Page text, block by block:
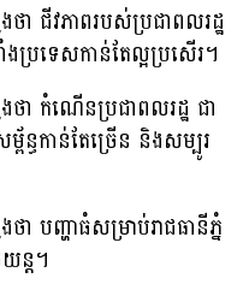
ា ជីវភាពរបស់ប្រជាពលរដ្ឋ
ប្រទេសកាន់តែល្អប្រសើរ។
ា កំណើនប្រជាពលរដ្ឋ ជា
ព័ន្ធកាន់តែច្រើន និងសម្បូរ
បញ្ហាធំសម្រាប់រាជធានីភ្នំ
ន្ត។